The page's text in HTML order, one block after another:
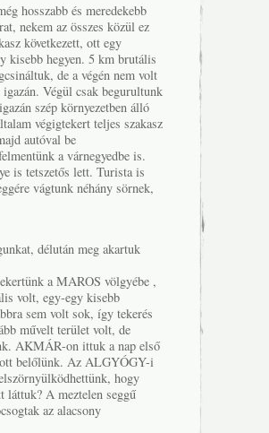
hosszabb és meredekebb
nekem az összes közül ez
következett, ott egy
kisebb hegyen. 5 km brutális
de a végén nem volt
Végül csak begurultunk
szép környezetben álló
végigtekert teljes szakasz
autóval be
a várnegyedbe is.
is tetszetős lett. Turista is
vágtunk néhány sörnek,
délután meg akartuk
a MAROS völgyébe ,
volt, egy-egy kisebb
sem volt sok, így tekerés
művelt terület volt, de
AKMÁR-on ittuk a nap első
belőlünk. Az ALGYÓGY-i
hogy
láttuk? A meztelen seggű
az alacsony